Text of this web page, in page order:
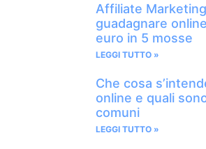
Affiliate
guadagnare
euro in 5 mosse
LEGGI TUTTO »
Che cosa
online e quali
comuni
LEGGI TUTTO »